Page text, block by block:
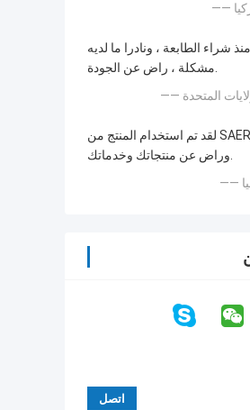
شراء الطابعة ، ونادرا ما لديه
مشكلة ، راض عن الجودة.
المتحدة
لقد تم استخدام المنتج من SAER نحن سعداء جدا
وراض عن منتجاتك وخدماتك.